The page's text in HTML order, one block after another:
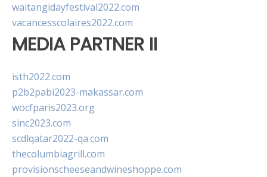
waitangidayfestival2022.com
vacancesscolaires2022.com
MEDIA PARTNER II
isth2022.com
p2b2pabi2023-makassar.com
wocfparis2023.org
sinc2023.com
scdlqatar2022-qa.com
thecolumbiagrill.com
provisionscheeseandwineshoppe.com